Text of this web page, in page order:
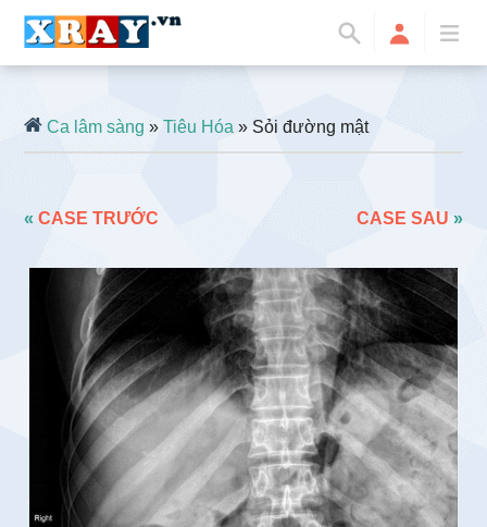
Ca lâm sàng »Tiêu Hóa » Sỏi đường mật
«CASE TRƯỚC CASE SAU »